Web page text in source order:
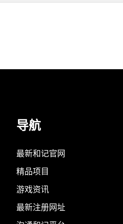
导航
最新和记官网
精品项目
游戏资讯
最新注册网址